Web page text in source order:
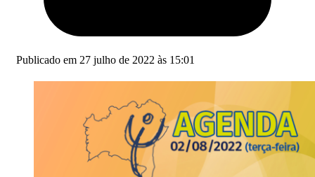
Publicado em 27 julho de 2022 às 15:01